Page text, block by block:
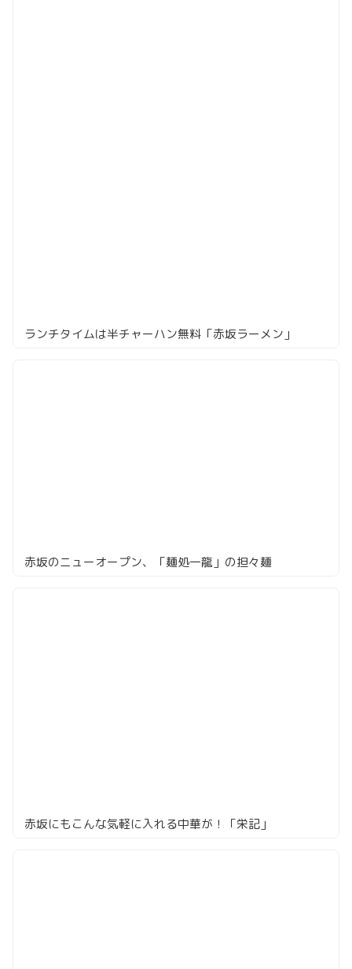
ランチタイムは半チャーハン無料「赤坂ラーメン」
赤坂のニューオープン、「麺処一龍」の担々麺
赤坂にもこんな気軽に入れる中華が！「栄記」